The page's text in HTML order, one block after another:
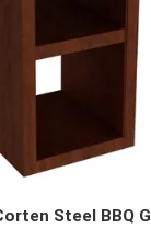
Steel BBQ